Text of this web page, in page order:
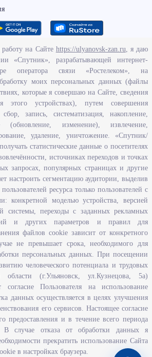
правовых актов, определяющих полномочия,
по развитию человеческого потенциала
области
и правосознания граждан в
индивидуальным предпринимателям
видах деятельности
содействия добровольному переселению в
проживающих за рубежом»
профессий
на Сайте https://ulyanovsk-zan.ru, я даю
«Спутник», разрабатывающей интернет-
оператора связи «Ростелеком», на
моих персональных данных (файлы
которые я совершаю на Сайте, сведения
этого устройствах), путем совершения
запись, систематизация, накопление,
(обновление, изменение), извлечение,
удаление, уничтожение. «Спутник/
статистические данные о посетителях
источниках переходов и точках
запросах, популярных страницах и другие
настроить сегментацию аудитории, выделив
ресурса только пользователей с
конкретной моделью устройства, версией
системы, переходы с заданных рекламных
и других параметров и правил для
файлов cookie зависит от конкретного
не превышает срока, необходимого для
персональных данных. При посещении
человеческого потенциала и трудовых
области (г.Ульяновск, ул.Кузнецова, 5а)
согласие Пользователя на использование
данных осуществляется в целях улучшения
его сервисов. Настоящее согласие
предоставления и в течение всего периода
В случае отказа от обработки данных я
прекратить использование Сайта
в настройках браузера.